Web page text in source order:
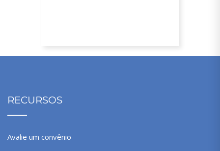
RECURSOS
Avalie um convênio